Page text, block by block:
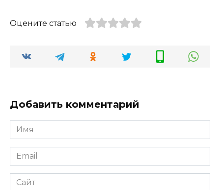
Оцените статью
Добавить комментарий
Имя
*
Email
*
Сайт